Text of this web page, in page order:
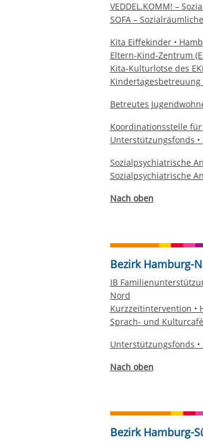
VEDDEL.KOMM! –
SOFA –
Kita Eiffekinder •
Eltern-Kind-Zentrum
Kita-Kulturlotse des
Betreutes
Koordinationsstelle
Unterstützungsfonds
Sozialpsychiatrische
Sozialpsychiatrische
Nach oben
Bezirk Hamburg-
IB
Nord
Kurzzeitintervention •
Sprach- und
Unterstützungsfonds
Nach oben
Bezirk Hamburg-